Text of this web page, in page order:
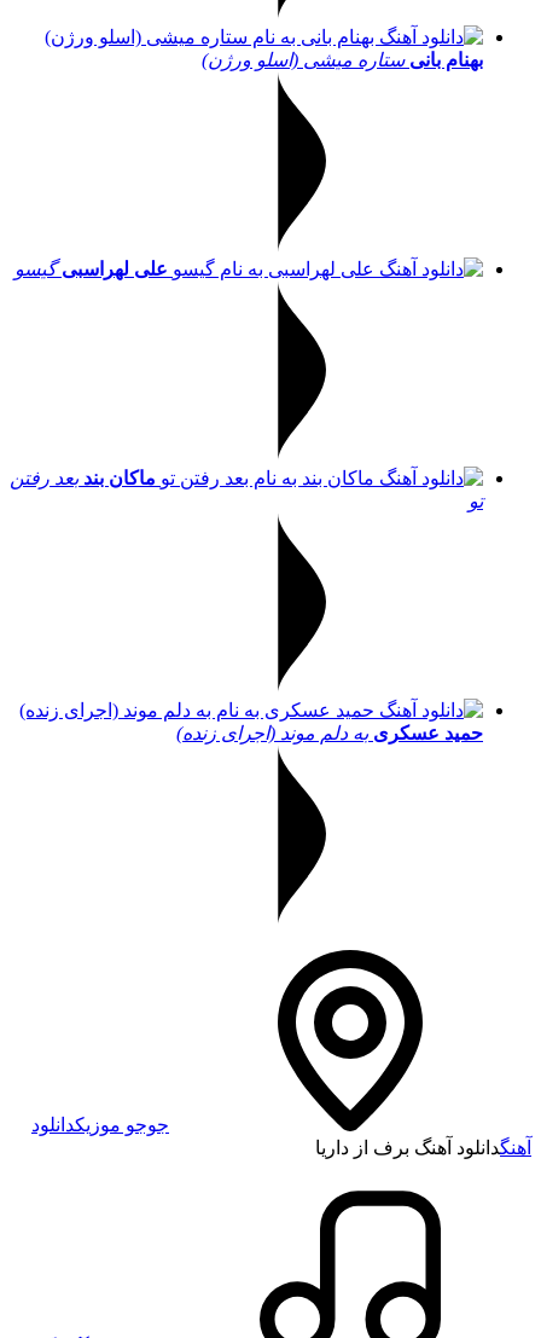
بهنام بانی ستاره میشی (اسلو ورژن)
علی لهراسبی گیسو
ماکان بند بعد رفتن
تو
حمید عسکری به دلم موند (اجرای زنده)
جوجو موزیکدانلود
آهنگدانلود آهنگ برف از داریا